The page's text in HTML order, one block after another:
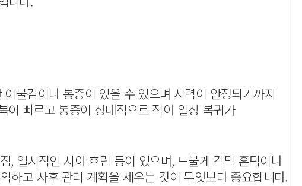
물감이나 통증이 있을 수 있으며 시력이 안정되기까지
이 빠르고 통증이 상대적으로 적어 일상 복귀가
, 일시적인 시야 흐림 등이 있으며, 드물게 각막 혼탁이나
하고 사후 관리 계획을 세우는 것이 무엇보다 중요합니다.